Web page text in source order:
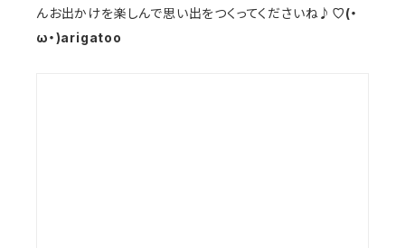
んお出かけを楽しんで思い出をつくってくださいね♪ ♡ (・
ω・)arigatoo